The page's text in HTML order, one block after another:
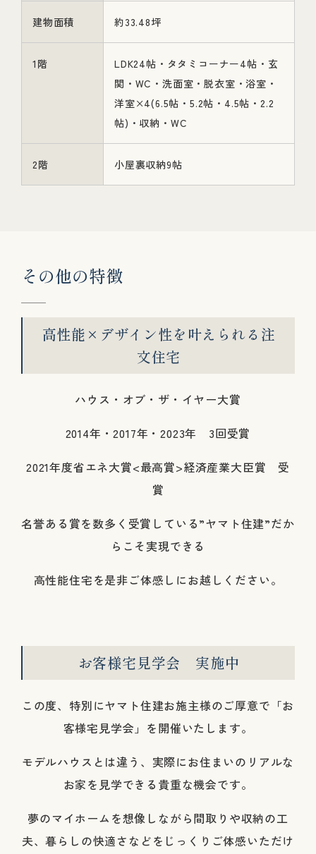
建物面積 約33.48坪
1階
LDK24帖・タタミコーナー4帖・玄
関・WC・洗面室・脱衣室・浴室・
洋室×4(6.5帖・5.2帖・4.5帖・2.2
帖)・収納・WC
2階 小屋裏収納9帖
その他の特徴
高性能×デザイン性を叶えられる注
文住宅
ハウス・オブ・ザ・イヤー大賞
2014年・2017年・2023年 3回受賞
2021年度省エネ大賞<最高賞>経済産業大臣賞 受
賞
名誉ある賞を数多く受賞している”ヤマト住建”だか
らこそ実現できる
高性能住宅を是非ご体感しにお越しください。
お客様宅見学会 実施中
この度、特別にヤマト住建お施主様のご厚意で「お
客様宅見学会」を開催いたします。
モデルハウスとは違う、実際にお住まいのリアルな
お家を見学できる貴重な機会です。
夢のマイホームを想像しながら間取りや収納の工
夫、暮らしの快適さなどをじっくりご体感いただけ